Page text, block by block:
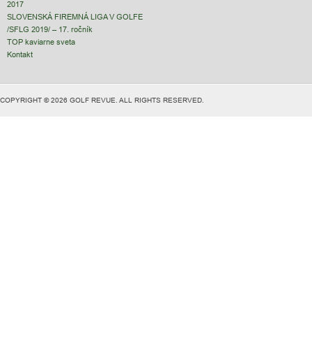
2017
SLOVENSKÁ FIREMNÁ LIGA V GOLFE
/SFLG 2019/ – 17. ročník
TOP kaviarne sveta
Kontakt
COPYRIGHT © 2026 GOLF REVUE. ALL RIGHTS RESERVED.